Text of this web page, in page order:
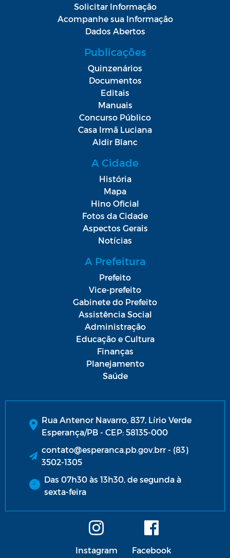
Solicitar Informação
Acompanhe sua Informação
Dados Abertos
Publicações
Quinzenários
Documentos
Editais
Manuais
Concurso Público
Casa Irmã Luciana
Aldir Blanc
A Cidade
História
Mapa
Hino Oficial
Fotos da Cidade
Aspectos Gerais
Notícias
A Prefeitura
Prefeito
Vice-prefeito
Gabinete do Prefeito
Assistência Social
Administração
Educação e Cultura
Finanças
Planejamento
Saúde
Rua Antenor Navarro, 837, Lírio Verde
Esperança/PB - CEP: 58135-000
contato@esperanca.pb.gov.brr - (83)
3502-1305
Das 07h30 às 13h30, de segunda à
sexta-feira
Instagram Facebook